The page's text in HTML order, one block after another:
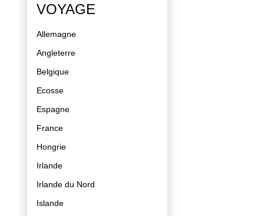
VOYAGE
Allemagne
Angleterre
Belgique
Ecosse
Espagne
France
Hongrie
Irlande
Irlande du Nord
Islande